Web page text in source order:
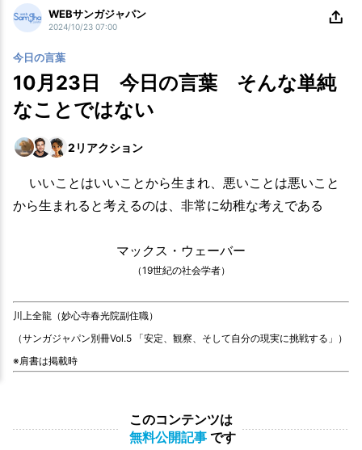
WEBサンガジャパン
2024/10/23 07:00
今日の言葉
10月23日 今日の言葉 そんな単純
なことではない
2 リアクション
いいことはいいことから生まれ、悪いことは悪いこと
から生まれると考えるのは、非常に幼稚な考えである
マックス・ウェーバー
（19世紀の社会学者）
川上全龍（妙心寺春光院副住職）
（サンガジャパン別冊Vol.5 「安定、観察、そして自分の現実に挑戦する」）
※肩書は掲載時
このコンテンツは
無料公開記事 です